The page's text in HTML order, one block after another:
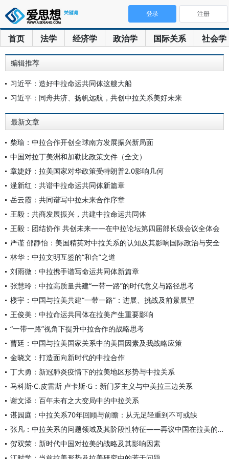
首页 法学 经济学 政治学 国际关系 社会学
登录 注册
编辑推荐
习近平：造好中拉命运共同体这艘大船
习近平：同舟共济、扬帆远航，共创中拉关系美好未来
最新文章
柴瑜：中拉合作开创全球南方发展振兴新局面
中国对拉丁美洲和加勒比政策文件（全文）
章婕妤：拉美国家对华政策受特朗普2.0影响几何
逯新红：共谱中拉命运共同体新篇章
岳云霞：共同谱写中拉未来合作序章
王毅：共商发展振兴，共建中拉命运共同体
王毅：团结协作 共创未来——在中拉论坛第四届部长级会议全体会
严谨 邵静怡：美国精英对中拉关系的认知及其影响国际政治与安全
林华：中拉文明互鉴的“和合”之道
刘雨微：中拉携手谱写命运共同体新篇章
张慧玲：中拉高质量共建“一带一路”的时代意义与路径思考
楼宇：中国与拉美共建“一带一路”：进展、挑战及前景展望
王俊美：中拉命运共同体在拉美产生重要影响
“一带一路”视角下提升中拉合作的战略思考
曹廷：中国与拉美国家关系中的美国因素及我战略应策
金晓文：打造面向新时代的中拉合作
丁大勇：新冠肺炎疫情下的拉美地区形势与中拉关系
马科斯·C.皮雷斯 卢卡斯·G：新门罗主义与中美拉三边关系
谢文泽：百年未有之大变局中的中拉关系
谌园庭：中拉关系70年回顾与前瞻：从无足轻重到不可或缺
张凡：中拉关系的问题领域及其阶段性特征——再议中国在拉美的软
贺双荣：新时代中国对拉美的战略及其影响因素